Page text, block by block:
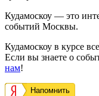
Кудамоскоу — это
событий Москвы.
Кудамоскоу в курсе
Если вы знаете о
нам!
Напомнить